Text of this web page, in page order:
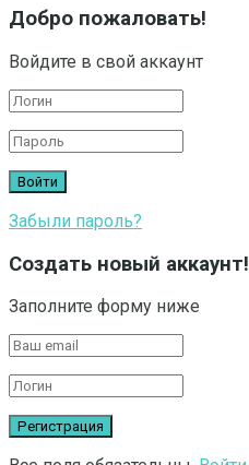
Добро пожаловать!
Войдите в свой аккаунт
Забыли пароль?
Создать новый аккаунт!
Заполните форму ниже